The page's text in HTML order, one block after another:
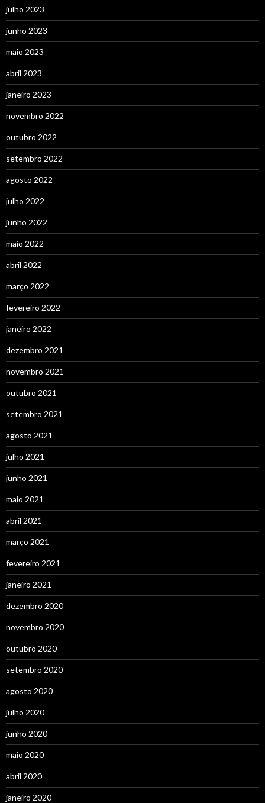
julho 2023
junho 2023
maio 2023
abril 2023
janeiro 2023
novembro 2022
outubro 2022
setembro 2022
agosto 2022
julho 2022
junho 2022
maio 2022
abril 2022
março 2022
fevereiro 2022
janeiro 2022
dezembro 2021
novembro 2021
outubro 2021
setembro 2021
agosto 2021
julho 2021
junho 2021
maio 2021
abril 2021
março 2021
fevereiro 2021
janeiro 2021
dezembro 2020
novembro 2020
outubro 2020
setembro 2020
agosto 2020
julho 2020
junho 2020
maio 2020
abril 2020
janeiro 2020